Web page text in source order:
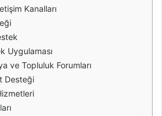
Kanalları
Uygulaması
ve Topluluk Forumları
Desteği